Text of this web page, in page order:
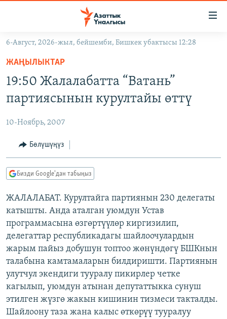
Навигацияга
өтүңүз
салыңыз
ЭКОНОМИКА
МАДАНИЯТ
БОРБОР АЗИЯ
УКРАИНА
АТАЙЫН ИЛИКТӨӨ
ТВ ПРОГРАММАЛАР
ЭКСПЕРТТЕР ТАЛДАЙТ
БИЗ ЖАНА ДҮЙНӨ
ЭЖЕ-СИҢДИЛЕР
АЗАТТЫК+
ЫҢГАЙСЫЗ СУРООЛОР
ӨЗГӨЧӨ ПИКИР
Русский
ОНЛАЙН ШЕРИНЕ
ЭЕ/АРнун бардык сайттары
6-Август, 2026-жыл, бейшемби, Бишкек убактысы 12:28
ЖАҢЫЛЫКТАР
19:50 Жалалабатта “Ватань”
партиясынын курултайы өттү
10-Ноябрь, 2007
Бөлүшүңүз
Бизди Google'дан табыңыз
ЖАЛАЛАБАТ. Курултайга партиянын 230 делегаты
катышты. Анда аталган уюмдун Устав
программасына өзгөртүүлөр киргизилип,
делегаттар республикадагы шайлоочулардын
жарым пайыз добушун топтоо жөнүндөгү БШКнын
талабына камтамаларын билдиришти. Партиянын
улутчул экендиги тууралу пикирлер четке
кагылып, уюмдун атынан депутаттыкка сунуш
этилген жүзгө жакын кишинин тизмеси такталды.
Шайлоону таза жана калыс өткөрүү тууралуу